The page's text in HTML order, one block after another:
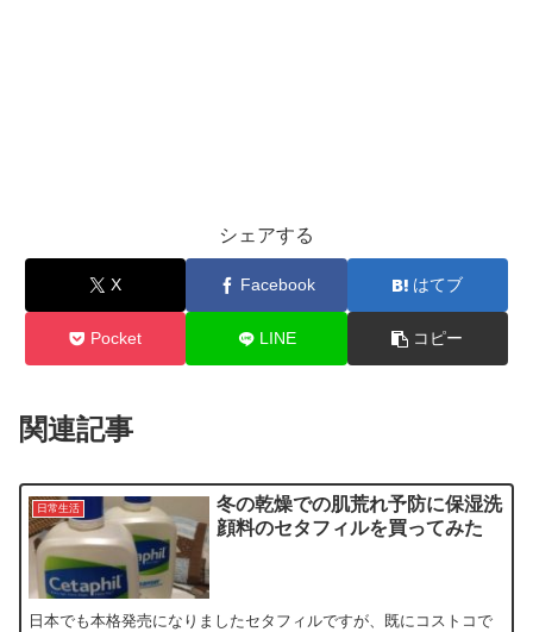
シェアする
X Facebook はてブ
Pocket LINE コピー
関連記事
日常生活
冬の乾燥での肌荒れ予防に保湿洗
顔料のセタフィルを買ってみた
日本でも本格発売になりましたセタフィルですが、既にコストコで